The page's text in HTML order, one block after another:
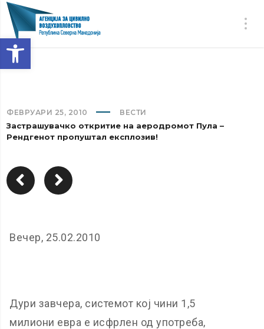
Open toolbar
ФЕВРУАРИ 25, 2010 ВЕСТИ
Застрашувачко откритие на аеродромот Пула –
Рендгенот пропуштал експлозив!
Вечер, 25.02.2010
Дури завчера, системот кој чини 1,5
милиони евра е исфрлен од употреба,